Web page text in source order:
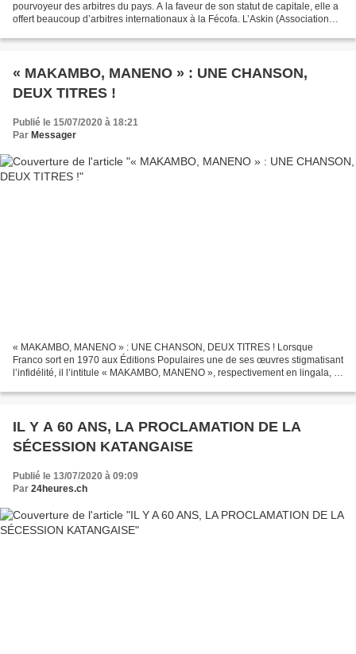
pourvoyeur des arbitres du pays. A la faveur de son statut de capitale, elle a
offert beaucoup d’arbitres internationaux à la Fécofa. L’Askin (Association
« MAKAMBO, MANENO » : UNE CHANSON,
DEUX TITRES !
Publié le 15/07/2020 à 18:21
Par Messager
« MAKAMBO, MANENO » : UNE CHANSON, DEUX TITRES ! Lorsque
Franco sort en 1970 aux Éditions Populaires une de ses œuvres stigmatisant
l’infidélité, il l’intitule « MAKAMBO, MANENO », respectivement en lingala, et
IL Y A 60 ANS, LA PROCLAMATION DE LA
SÉCESSION KATANGAISE
Publié le 13/07/2020 à 09:09
Par 24heures.ch